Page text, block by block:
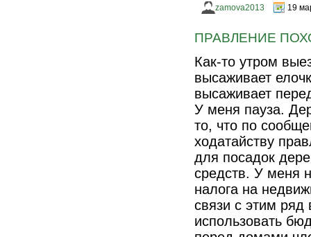
zamova2013 19
ПРАВЛЕНИЕ
Как-то утром
высаживает
высаживает
У меня пауза.
то, что по
ходатайству
для посадок
средств. У меня
налога на
связи с этим
использовать